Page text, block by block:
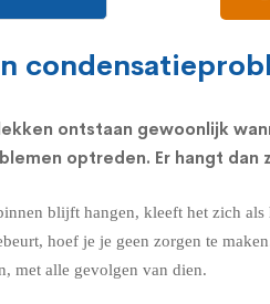
ontstaan gewoonlijk
optreden. Er hangt
blijft hangen, kleeft het zich
hoef je je geen zorgen te
met alle gevolgen van dien.